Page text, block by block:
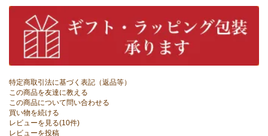
特定商取引法に基づく表記（返品等）
この商品を友達に教える
この商品について問い合わせる
買い物を続ける
レビューを見る(10件)
レビューを投稿